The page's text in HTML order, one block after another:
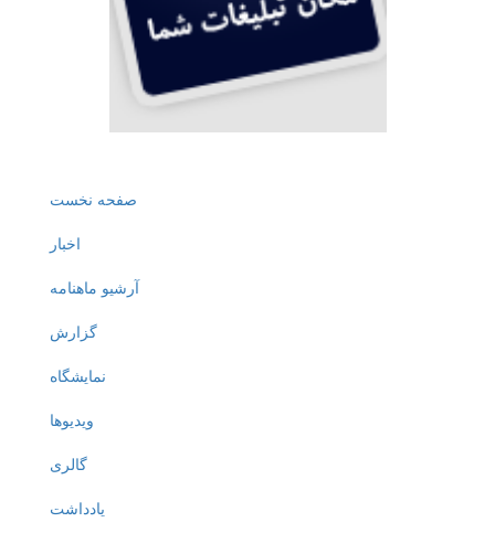
صفحه نخست
اخبار
آرشیو ماهنامه
گزارش
نمایشگاه
ویدیوها
گالری
یادداشت